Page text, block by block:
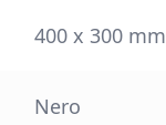
400 x 300 mm
Nero